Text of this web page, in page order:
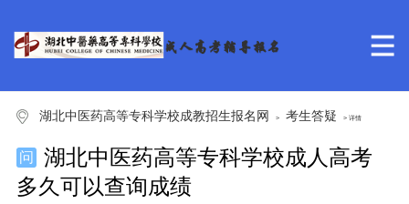
湖北中医药高等专科学校成教招生报名网 > 考生答疑 > 详情
问
湖北中医药高等专科学校成人高考
多久可以查询成绩